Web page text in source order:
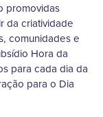
promovidas
da criatividade
comunidades e
Hora da
para cada dia da
para o Dia